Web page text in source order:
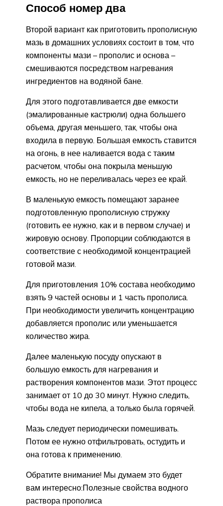
Способ номер два
Второй вариант как приготовить прополисную
мазь в домашних условиях состоит в том, что
компоненты мази – прополис и основа –
смешиваются посредством нагревания
ингредиентов на водяной бане.
Для этого подготавливается две емкости
(эмалированные кастрюли) одна большего
объема, другая меньшего, так, чтобы она
входила в первую. Большая емкость ставится
на огонь, в нее наливается вода с таким
расчетом, чтобы она покрыла меньшую
емкость, но не переливалась через ее край.
В маленькую емкость помещают заранее
подготовленную прополисную стружку
(готовить ее нужно, как и в первом случае) и
жировую основу. Пропорции соблюдаются в
соответствие с необходимой концентрацией
готовой мази.
Для приготовления 10% состава необходимо
взять 9 частей основы и 1 часть прополиса.
При необходимости увеличить концентрацию
добавляется прополис или уменьшается
количество жира.
Далее маленькую посуду опускают в
большую емкость для нагревания и
растворения компонентов мази. Этот процесс
занимает от 10 до 30 минут. Нужно следить,
чтобы вода не кипела, а только была горячей.
Мазь следует периодически помешивать.
Потом ее нужно отфильтровать, остудить и
она готова к применению.
Обратите внимание! Мы думаем это будет
вам интересно:Полезные свойства водного
раствора прополиса